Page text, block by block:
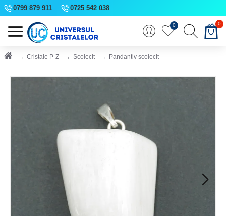
0799 879 911 0725 542 038
0 0
Cristale P-Z Scolecit Pandantiv scolecit